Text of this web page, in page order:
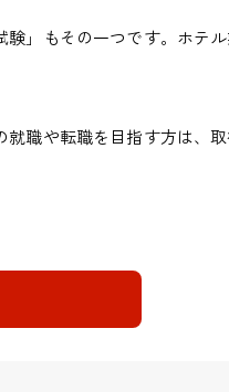
」もその一つです。ホテ
職や転職を目指す方は